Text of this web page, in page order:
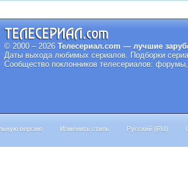
© 2000 – 2026 Телесериал.com — лучшие
Даты выхода любимых сериалов. Подборки
Сообщество поклонников телесериалов:
версию Изменить стиль Русский (RU)